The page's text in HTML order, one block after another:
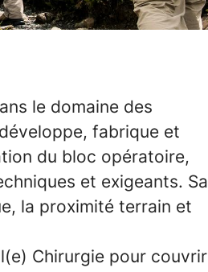
le domaine des
fabrique et
du bloc opératoire,
et exigeants. Sa
la proximité terrain et
Chirurgie pour couvrir